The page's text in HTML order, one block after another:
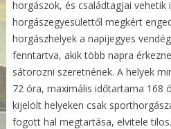
horgászok, és családtagjai vehetik
horgászegyesülettől megkért
horgászhelyek a napijegyes
fenntartva, akik több napra
sátorozni szeretnének. A helyek
72 óra, maximális időtartama 168
kijelölt helyeken csak
fogott hal megtartása, elvitele tilos.